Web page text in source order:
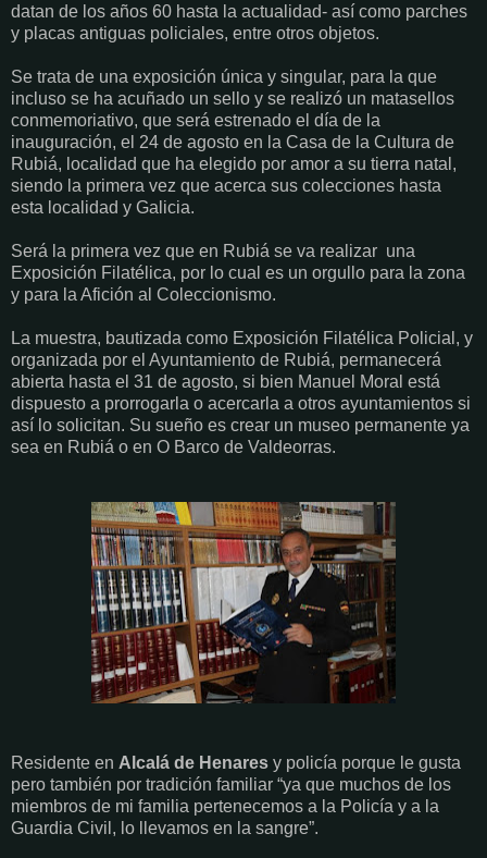
datan de los años 60 hasta la actualidad- así como parches
y placas antiguas policiales, entre otros objetos.
Se trata de una exposición única y singular, para la que
incluso se ha acuñado un sello y se realizó un matasellos
conmemoriativo, que será estrenado el día de la
inauguración, el 24 de agosto en la Casa de la Cultura de
Rubiá, localidad que ha elegido por amor a su tierra natal,
siendo la primera vez que acerca sus colecciones hasta
esta localidad y Galicia.
Será la primera vez que en Rubiá se va realizar una
Exposición Filatélica, por lo cual es un orgullo para la zona
y para la Afición al Coleccionismo.
La muestra, bautizada como Exposición Filatélica Policial, y
organizada por el Ayuntamiento de Rubiá, permanecerá
abierta hasta el 31 de agosto, si bien Manuel Moral está
dispuesto a prorrogarla o acercarla a otros ayuntamientos si
así lo solicitan. Su sueño es crear un museo permanente ya
sea en Rubiá o en O Barco de Valdeorras.
Residente en Alcalá de Henares y policía porque le gusta
pero también por tradición familiar “ya que muchos de los
miembros de mi familia pertenecemos a la Policía y a la
Guardia Civil, lo llevamos en la sangre”.